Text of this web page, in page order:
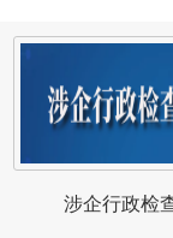
涉企行政检